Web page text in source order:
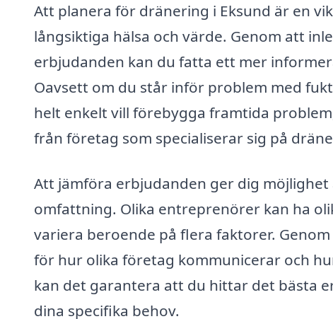
Att planera för dränering i Eksund är en
långsiktiga hälsa och värde. Genom att
erbjudanden kan du fatta ett mer
Oavsett om du står inför problem med
helt enkelt vill förebygga framtida
från företag som specialiserar sig på
Att jämföra erbjudanden ger dig
omfattning. Olika entreprenörer kan ha
variera beroende på flera faktorer.
för hur olika företag kommunicerar och
kan det garantera att du hittar det bästa
dina specifika behov.